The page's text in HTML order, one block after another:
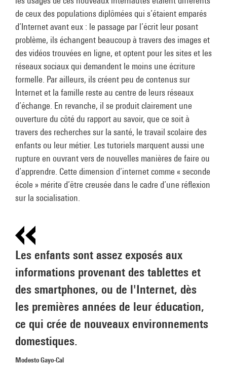
de ceux des populations diplômées qui s’étaient emparés
d’Internet avant eux : le passage par l’écrit leur posant
problème, ils échangent beaucoup à travers des images et
des vidéos trouvées en ligne, et optent pour les sites et les
réseaux sociaux qui demandent le moins une écriture
formelle. Par ailleurs, ils créent peu de contenus sur
Internet et la famille reste au centre de leurs réseaux
d’échange. En revanche, il se produit clairement une
ouverture du côté du rapport au savoir, que ce soit à
travers des recherches sur la santé, le travail scolaire des
enfants ou leur métier. Les tutoriels marquent aussi une
rupture en ouvrant vers de nouvelles manières de faire ou
d’apprendre. Cette dimension d’internet comme « seconde
école » mérite d’être creusée dans le cadre d’une réflexion
sur la socialisation.
Les enfants sont assez exposés aux
informations provenant des tablettes et
des smartphones, ou de l'Internet, dès
les premières années de leur éducation,
ce qui crée de nouveaux environnements
domestiques.
Modesto Gayo-Cal